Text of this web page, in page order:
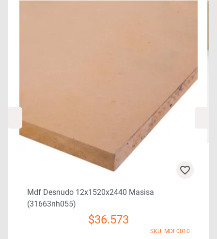
Mdf Desnudo 12x1520x2440 Masisa
(31663nh055)
$36.573
SKU: MDF0010